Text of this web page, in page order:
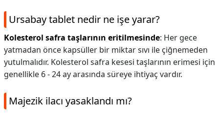
Ursabay tablet nedir ne işe yarar?
Kolesterol safra taşlarının eritilmesinde: Her gece
yatmadan önce kapsüller bir miktar sıvı ile çiğnemeden
yutulmalıdır. Kolesterol safra kesesi taşlarının erimesi için
genellikle 6 - 24 ay arasında süreye ihtiyaç vardır.
Majezik ilacı yasaklandı mı?